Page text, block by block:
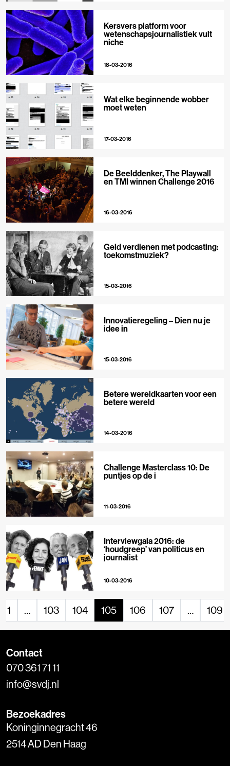
Kersvers platform voor
wetenschapsjournalistiek vult
niche
18-03-2016
Wat elke beginnende wobber
moet weten
17-03-2016
De Beelddenker, The Playwall
en TMI winnen Challenge 2016
16-03-2016
Geld verdienen met podcasting:
toekomstmuziek?
15-03-2016
Innovatieregeling – Dien nu je
idee in
15-03-2016
Betere wereldkaarten voor een
betere wereld
14-03-2016
Challenge Masterclass 10: De
puntjes op de i
11-03-2016
Interviewgala 2016: de
‘houdgreep’ van politicus en
journalist
10-03-2016
1 … 103 104 105 106 107 … 109
Contact
070 361 71 11
info@svdj.nl
Bezoekadres
Koninginnegracht 46
2514 AD Den Haag